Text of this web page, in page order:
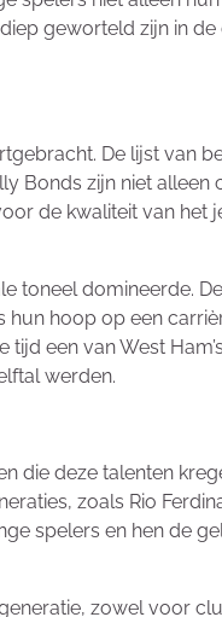
geworteld zijn in
De lijst van
Bonds zijn niet
de kwaliteit van het
toneel domineerde.
hun hoop op een
een van West
werden.
die deze talenten
zoals Rio
spelers en hen de
zowel voor